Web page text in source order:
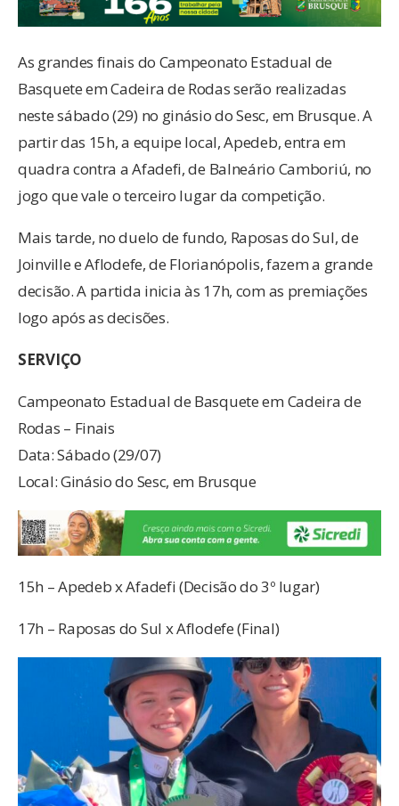
As grandes finais do Campeonato Estadual de
Basquete em Cadeira de Rodas serão realizadas
neste sábado (29) no ginásio do Sesc, em Brusque. A
partir das 15h, a equipe local, Apedeb, entra em
quadra contra a Afadefi, de Balneário Camboriú, no
jogo que vale o terceiro lugar da competição.
Mais tarde, no duelo de fundo, Raposas do Sul, de
Joinville e Aflodefe, de Florianópolis, fazem a grande
decisão. A partida inicia às 17h, com as premiações
logo após as decisões.
SERVIÇO
Campeonato Estadual de Basquete em Cadeira de
Rodas – Finais
Data: Sábado (29/07)
Local: Ginásio do Sesc, em Brusque
15h – Apedeb x Afadefi (Decisão do 3º lugar)
17h – Raposas do Sul x Aflodefe (Final)